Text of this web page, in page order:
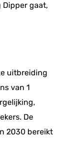
Dipper gaat,
uitbreiding
van 1
De
2030 bereikt